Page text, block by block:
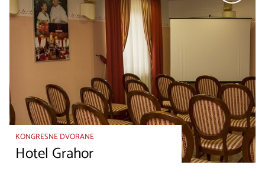
KONGRESNE DVORANE
Hotel Grahor